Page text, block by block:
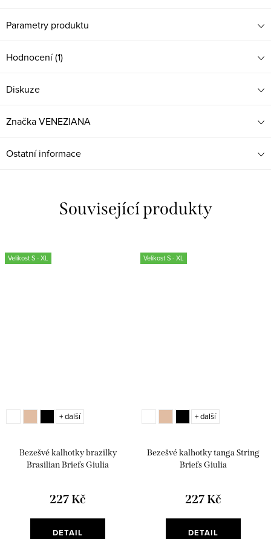
Parametry produktu
Hodnocení (1)
Diskuze
ZnačkaVENEZIANA
Ostatní informace
Související produkty
Velikost S - XL
Bezešvé kalhotky brazilky
Brasilian Briefs Giulia
227 Kč
DETAIL
+ další
Velikost S - XL
Bezešvé kalhotky tanga String
Briefs Giulia
227 Kč
DETAIL
+ další